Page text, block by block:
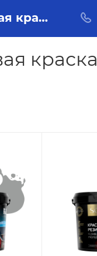
Резиновая краска Тольятти - купить в интернет-магазине, каталог с ценами и характеристиками
краска